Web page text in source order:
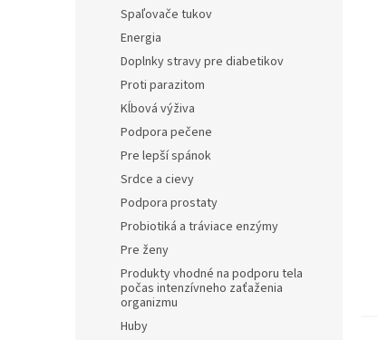
Spaľovače tukov
Energia
Doplnky stravy pre diabetikov
Proti parazitom
Kĺbová výživa
Podpora pečene
Pre lepší spánok
Srdce a cievy
Podpora prostaty
Probiotiká a tráviace enzýmy
Pre ženy
Produkty vhodné na podporu tela
počas intenzívneho zaťaženia
organizmu
Huby